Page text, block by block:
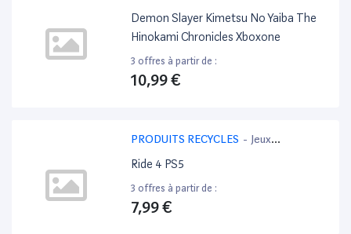
Demon Slayer Kimetsu No Yaiba The
Hinokami Chronicles Xboxone
3 offres à partir de :
10,99 €
PRODUITS RECYCLES - Jeux
PlayStation 5
Ride 4 PS5
3 offres à partir de :
7,99 €